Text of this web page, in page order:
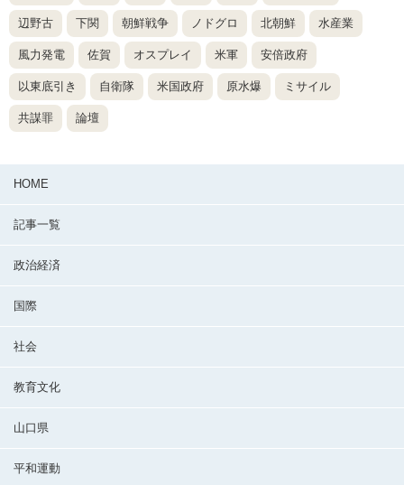
辺野古 下関 朝鮮戦争 ノドグロ 北朝鮮 水産業
風力発電 佐賀 オスプレイ 米軍 安倍政府
以東底引き 自衛隊 米国政府 原水爆 ミサイル
共謀罪 論壇
HOME
記事一覧
政治経済
国際
社会
教育文化
山口県
平和運動